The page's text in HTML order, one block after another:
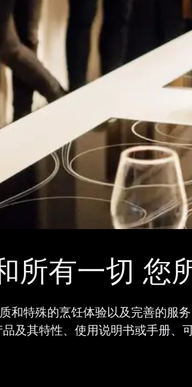
所有一切 您
和特殊的烹饪体验以及完善的服
及其特性、使用说明书或手册、